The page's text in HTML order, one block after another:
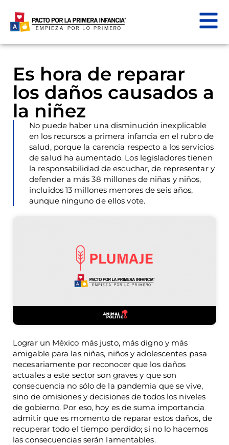
Es hora de reparar
los daños causados a
la niñez
No puede haber una disminución inexplicable
en los recursos a primera infancia en el rubro de
salud, porque la carencia respecto a los servicios
de salud ha aumentado. Los legisladores tienen
la responsabilidad de escuchar, de representar y
defender a más 38 millones de niñas y niños,
incluidos 13 millones menores de seis años,
aunque ninguno de ellos vote.
Lograr un México más justo, más digno y más
amigable para las niñas, niños y adolescentes pasa
necesariamente por reconocer que los daños
actuales a este sector son graves y que son
consecuencia no sólo de la pandemia que se vive,
sino de omisiones y decisiones de todos los niveles
de gobierno. Por eso, hoy es de suma importancia
admitir que es momento de reparar estos daños, de
recuperar todo el tiempo perdido; si no lo hacemos
las consecuencias serán lamentables.